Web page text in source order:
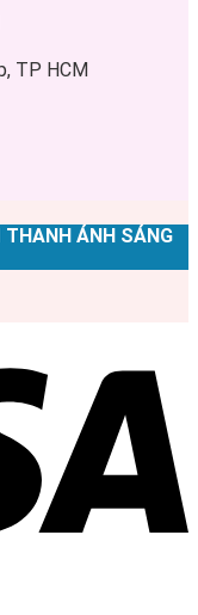
TP HCM
ÁNH SÁNG